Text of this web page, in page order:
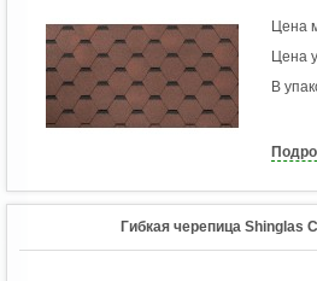
Цена
Цена
В
Гибкая черепица Shinglas